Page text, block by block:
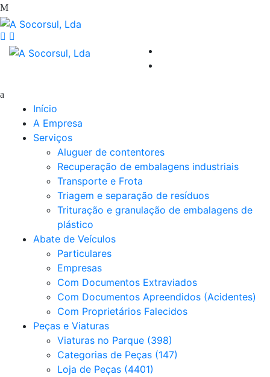
Início
A Empresa
Serviços
Aluguer de contentores
Recuperação de embalagens industriais
Transporte e Frota
Triagem e separação de resíduos
Trituração e granulação de embalagens de
plástico
Abate de Veículos
Particulares
Empresas
Com Documentos Extraviados
Com Documentos Apreendidos (Acidentes)
Com Proprietários Falecidos
Peças e Viaturas
Viaturas no Parque (398)
Categorias de Peças (147)
Loja de Peças (4401)